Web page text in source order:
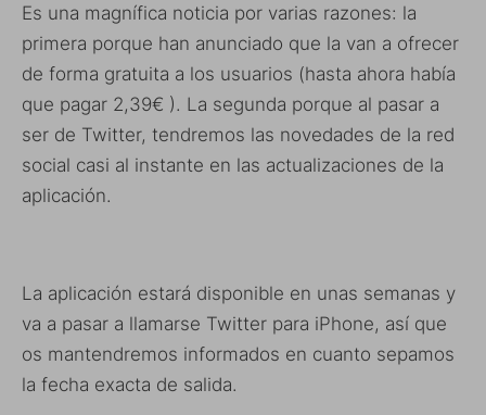
Es una magnífica noticia por varias razones: la
primera porque han anunciado que la van a ofrecer
de forma gratuita a los usuarios (hasta ahora había
que pagar 2,39€ ). La segunda porque al pasar a
ser de Twitter, tendremos las novedades de la red
social casi al instante en las actualizaciones de la
aplicación.
La aplicación estará disponible en unas semanas y
va a pasar a llamarse Twitter para iPhone, así que
os mantendremos informados en cuanto sepamos
la fecha exacta de salida.